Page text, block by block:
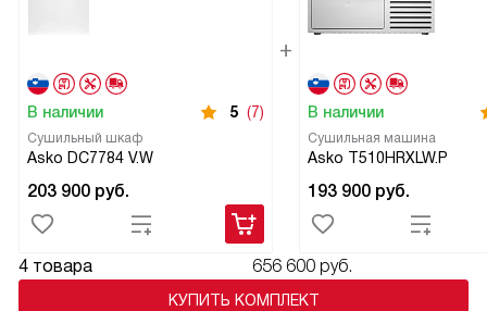
В наличии 5 (7)
Сушильный шкаф
Asko DC7784 V.W
203 900 руб.
В наличии
Сушильная машина
Asko T510HRXLW.P
193 900 руб.
4 товара 656 600 руб.
КУПИТЬ КОМПЛЕКТ